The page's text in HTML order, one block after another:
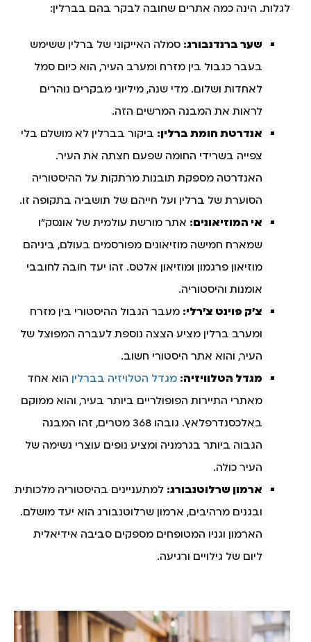
לגלות. הינה כמה אתרים שחובה לבקר בהם בברלין:
שער ברנדנבורג: סמלה האייקוני של ברלין ששימש
בעבר כגבול בין מזרח ומערב העיר, הוא כיום סמל
לאחדות ושלום. מדי שנה, מיליוני מבקרים נוהרים
לראות את המבנה המרשים הזה.
אנדרטת חומת ברלין: ביקור בברלין לא מושלם בלי
צפייה בשרידי החומה שפעם חצתה את העיר.
האנדרטה מספקת תובנות מרתקות על ההיסטוריה
הסוערת של ברלין ועל חייהם של תושביה בתקופה זו.
אי המוזיאונים: אתר מורשת עולמית של אונסק"ו
שמארח חמישה מוזיאונים מפורסמים בעולם, ביניהם
מוזיאון פרגמון ומוזיאון אלטס. זהו יעד חובה לחובבי
אומנות והיסטוריה.
צ'ק פוינט צ'רלי: מעבר הגבול ההיסטורי בין מזרח
ומערב ברלין מציע הצצה נוספת לעברה המפוצל של
העיר, והוא אתר היסטורי חשוב.
מגדל הטלוויזיה: מגדל הטלויזיה בברלין הוא אחד
מאתרי התיירות הפופולריים ביותר בעיר, והוא ממוקם
באלכסנדרפלאץ. גובהו 368 מטרים, זהו המבנה
הגבוה ביותר בגרמניה ומציע נופים עוצרי נשימה של
העיר כולה.
ארמון שרלוטנבורג: למתעניינים בהיסטוריה מלכותית
ובגנים מרהיבים, ארמון שרלוטנבורג הוא יעד מושלם.
הארמון וגניו המטופחים מספקים סביבה אידיאלית
ליום של גילויים ורגיעה.